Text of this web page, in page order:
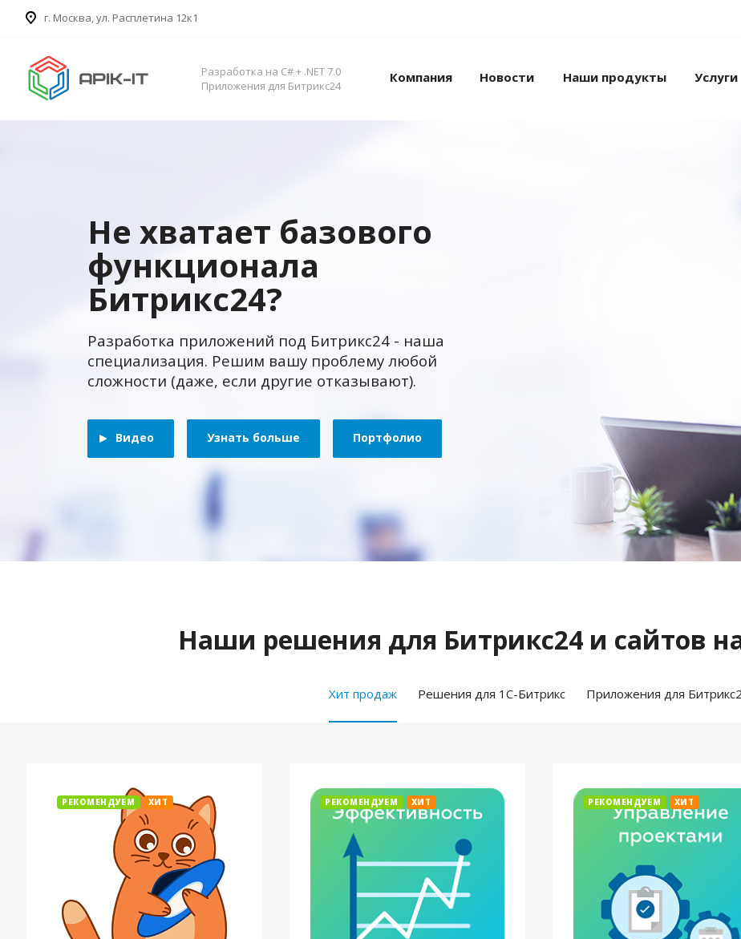
​г. Москва, ул. Расплетина 12к1
Разработка на C# + .NET 7.0
Приложения для Битрикс24
Компания Новости Наши продукты Услуги
Не хватает базового
функционала
Битрикс24?
Разработка приложений под Битрикс24 - наша
специализация. Решим вашу проблему любой
сложности (даже, если другие отказывают).
Видео Узнать больше Портфолио
Наши решения для Битрикс24 и сайтов
Хит продаж Решения для 1С-Битрикс Приложения для
РЕКОМЕНДУЕМ ХИТ РЕКОМЕНДУЕМ ХИТ РЕКОМЕНДУЕМ ХИТ